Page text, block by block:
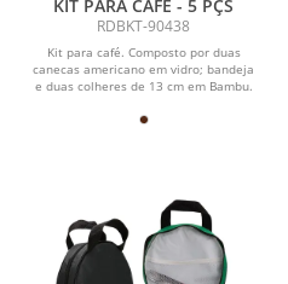
KIT PARA CAFÉ - 5 PÇS
RDBKT-90438
Kit para café. Composto por duas
canecas americano em vidro; bandeja
e duas colheres de 13 cm em Bambu.